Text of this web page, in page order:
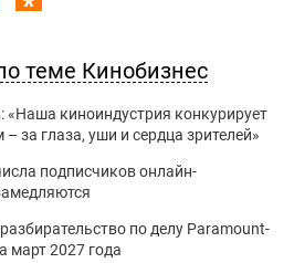
теме Кинобизнес
«Наша киноиндустрия конкурирует
за глаза, уши и сердца зрителей»
подписчиков онлайн-
по делу Paramount-
март 2027 года